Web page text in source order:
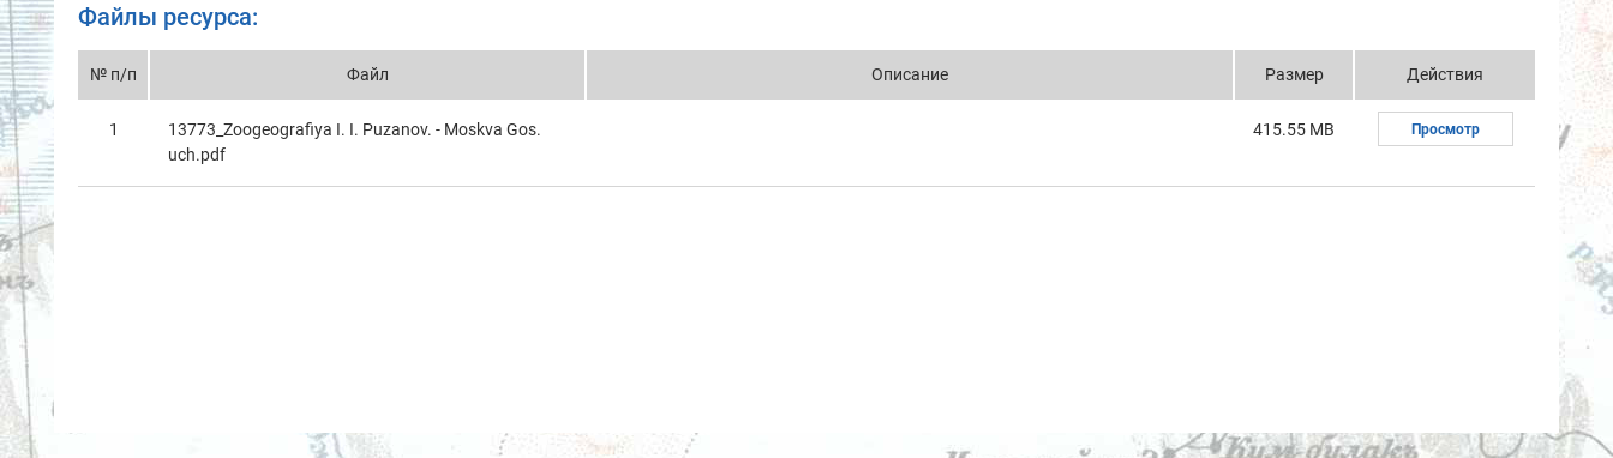
Файлы ресурса:
№ п/п Файл Описание Размер Действия
1
13773_Zoogeografiya I. I. Puzanov. - Moskva Gos.
uch.pdf
415.55 MB Просмотр